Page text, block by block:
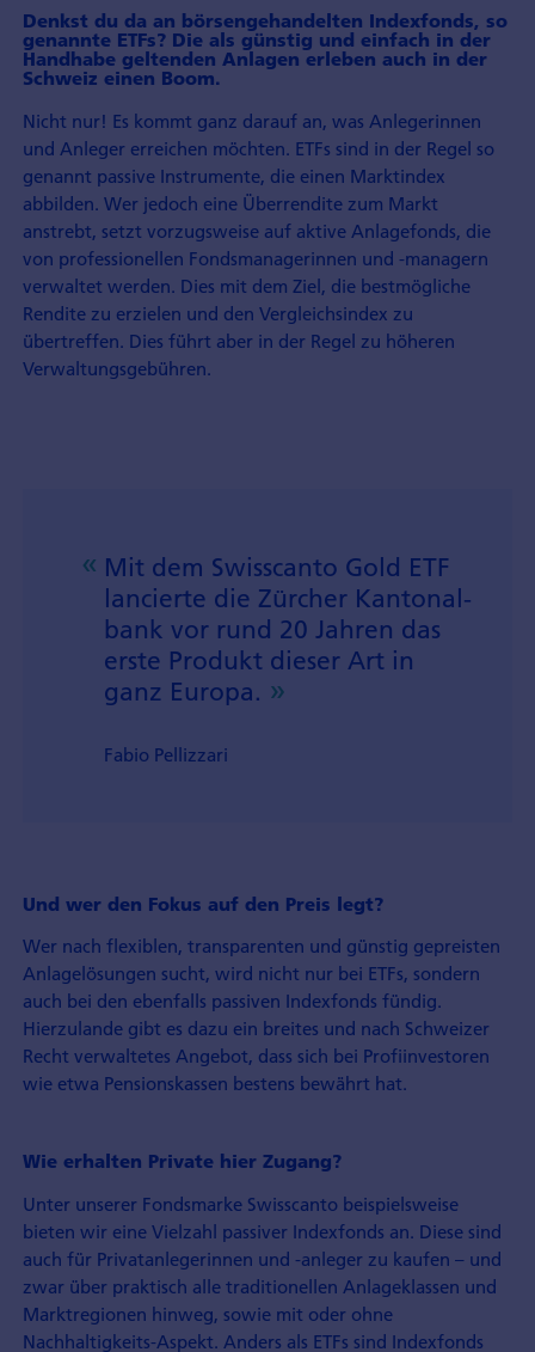
Denkst du da an börsengehandelten Indexfonds, so
genannte ETFs? Die als günstig und einfach in der
Handhabe geltenden Anlagen erleben auch in der
Schweiz einen Boom.
Nicht nur! Es kommt ganz darauf an, was Anlegerinnen
und Anleger erreichen möchten. ETFs sind in der Regel so
genannt passive Instrumente, die einen Marktindex
abbilden. Wer jedoch eine Überrendite zum Markt
anstrebt, setzt vorzugsweise auf aktive Anlagefonds, die
von professionellen Fondsmanagerinnen und -managern
verwaltet werden. Dies mit dem Ziel, die bestmögliche
Rendite zu erzielen und den Vergleichsindex zu
übertreffen. Dies führt aber in der Regel zu höheren
Verwaltungsgebühren.
Mit dem Swisscanto Gold ETF
lancierte die Zürcher Kantonal­
bank vor rund 20 Jahren das
erste Produkt dieser Art in
ganz Europa.
Fabio Pellizzari
Und wer den Fokus auf den Preis legt?
Wer nach flexiblen, transparenten und günstig gepreisten
Anlagelösungen sucht, wird nicht nur bei ETFs, sondern
auch bei den ebenfalls passiven Indexfonds fündig.
Hierzulande gibt es dazu ein breites und nach Schweizer
Recht verwaltetes Angebot, dass sich bei Profiinvestoren
wie etwa Pensionskassen bestens bewährt hat.
Wie erhalten Private hier Zugang?
Unter unserer Fondsmarke Swisscanto beispielsweise
bieten wir eine Vielzahl passiver Indexfonds an. Diese sind
auch für Privatanlegerinnen und -anleger zu kaufen – und
zwar über praktisch alle traditionellen Anlageklassen und
Marktregionen hinweg, sowie mit oder ohne
Nachhaltigkeits-Aspekt. Anders als ETFs sind Indexfonds